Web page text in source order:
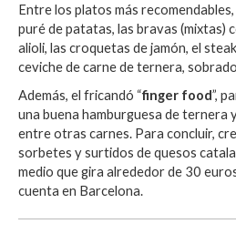
Entre los platos más
puré de patatas, las bravas (mixtas)
alioli, las croquetas de jamón, el
ceviche de carne de ternera,
Además, el fricandó “finger food”,
una buena hamburguesa de ternera
entre otras carnes. Para concluir,
sorbetes y surtidos de quesos
medio que gira alrededor de 30
cuenta en Barcelona.